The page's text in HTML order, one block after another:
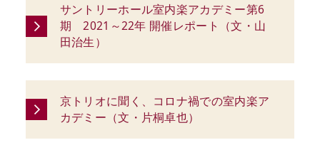
サントリーホール室内楽アカデミー第6
期 2021～22年 開催レポート（文・山
田治生）
京トリオに聞く、コロナ禍での室内楽ア
カデミー（文・片桐卓也）